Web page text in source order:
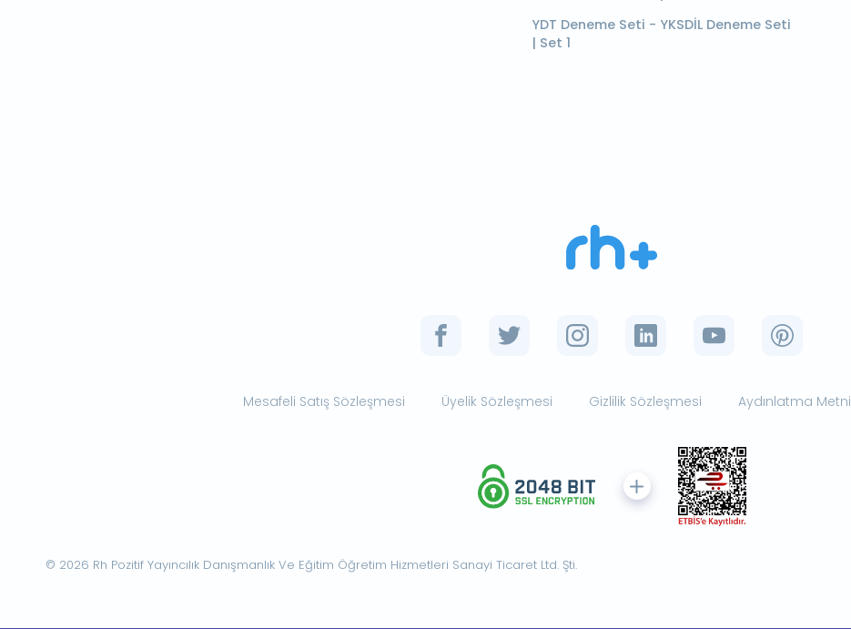
YDT Deneme Seti - YKSDİL Deneme Seti
| Set 1
Mesafeli Satış Sözleşmesi Üyelik Sözleşmesi Gizlilik Sözleşmesi Aydınlatma Metni
© 2026 Rh Pozitif Yayıncılık Danışmanlık Ve Eğitim Öğretim Hizmetleri Sanayi Ticaret Ltd. Şti.